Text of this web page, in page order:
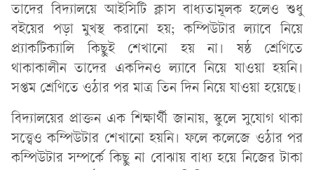
তাদের বিদ্যালয়ে আইসিটি ক্লাস বাধ্যতামূলক হলেও শুধু
বইয়ের পড়া মুখস্থ করানো হয়; কম্পিউটার ল্যাবে নিয়ে
প্র্যাকটিক্যালি কিছুই শেখানো হয় না। ষষ্ঠ শ্রেণিতে
থাকাকালীন তাদের একদিনও ল্যাবে নিয়ে যাওয়া হয়নি।
সপ্তম শ্রেণিতে ওঠার পর মাত্র তিন দিন নিয়ে যাওয়া হয়েছে।
বিদ্যালয়ের প্রাক্তন এক শিক্ষার্থী জানায়, স্কুলে সুযোগ থাকা
সত্ত্বেও কম্পিউটার শেখানো হয়নি। ফলে কলেজে ওঠার পর
কম্পিউটার সম্পর্কে কিছু না বোঝায় বাধ্য হয়ে নিজের টাকা